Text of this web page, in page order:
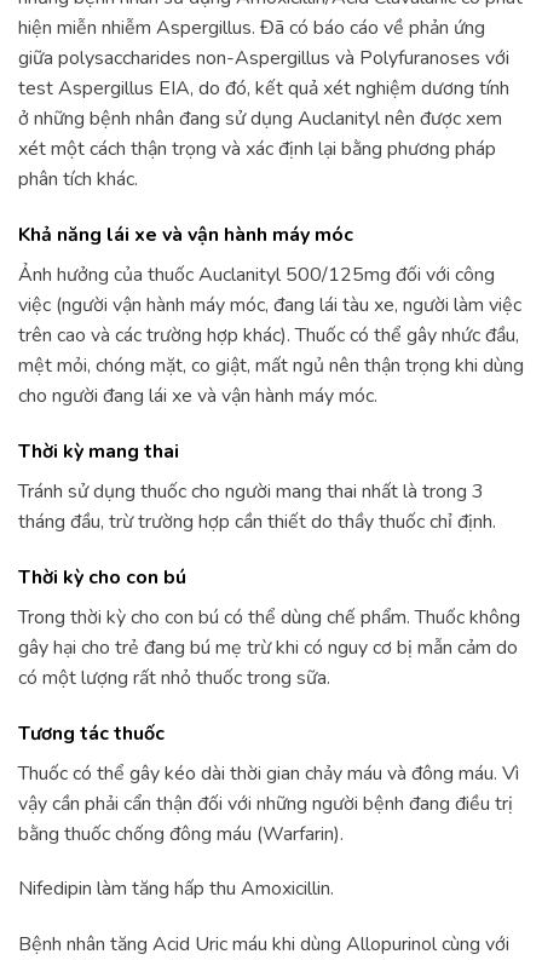
hiện miễn nhiễm Aspergillus. Đã có báo cáo về phản ứng
giữa polysaccharides non-Aspergillus và Polyfuranoses với
test Aspergillus EIA, do đó, kết quả xét nghiệm dương tính
ở những bệnh nhân đang sử dụng Auclanityl nên được xem
xét một cách thận trọng và xác định lại bằng phương pháp
phân tích khác.
Khả năng lái xe và vận hành máy móc
Ảnh hưởng của thuốc Auclanityl 500/125mg đối với công
việc (người vận hành máy móc, đang lái tàu xe, người làm việc
trên cao và các trường hợp khác). Thuốc có thể gây nhức đầu,
mệt mỏi, chóng mặt, co giật, mất ngủ nên thận trọng khi dùng
cho người đang lái xe và vận hành máy móc.
Thời kỳ mang thai
Tránh sử dụng thuốc cho người mang thai nhất là trong 3
tháng đầu, trừ trường hợp cần thiết do thầy thuốc chỉ định.
Thời kỳ cho con bú
Trong thời kỳ cho con bú có thể dùng chế phẩm. Thuốc không
gây hại cho trẻ đang bú mẹ trừ khi có nguy cơ bị mẫn cảm do
có một lượng rất nhỏ thuốc trong sữa.
Tương tác thuốc
Thuốc có thể gây kéo dài thời gian chảy máu và đông máu. Vì
vậy cần phải cẩn thận đối với những người bệnh đang điều trị
bằng thuốc chống đông máu (Warfarin).
Nifedipin làm tăng hấp thu Amoxicillin.
Bệnh nhân tăng Acid Uric máu khi dùng Allopurinol cùng với